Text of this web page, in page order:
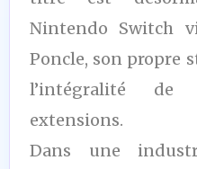
Nintendo Switch
Poncle, son propre
l’intégralité
extensions.
Dans une